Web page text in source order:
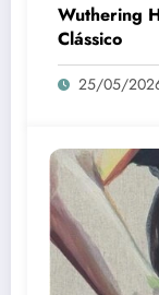
Wuthering
Clássico
25/05/